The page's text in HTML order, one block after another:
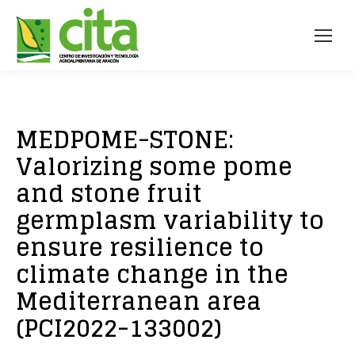
MEDPOME-STONE:
Valorizing some pome
and stone fruit
germplasm variability to
ensure resilience to
climate change in the
Mediterranean area
(PCI2022-133002)